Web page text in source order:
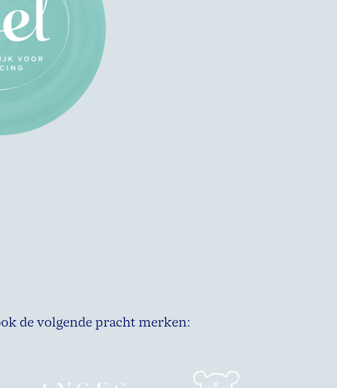
de volgende pracht merken: